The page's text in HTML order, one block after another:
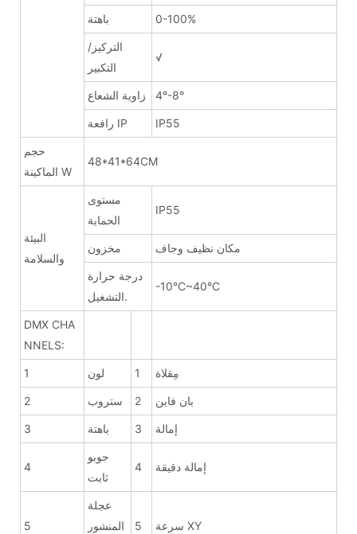
باهتة 0-100%
التركيز/
التكبير
√
زاوية الشعاع 4°-8°
رافعة IP IP55
حجم
الماكينة W
48*41*64CM
البيئة
والسلامة
مستوى
الحماية
IP55
مخزون مكان نظيف وجاف
درجة حرارة
التشغيل.
-10°C~40°C
DMX CHA
NNELS:
1 لون 1 مِقلاة
2 ستروب 2 بان فاين
3 باهتة 3 إمالة
4
جوبو
ثابت
4 إمالة دقيقة
5
عجلة
المنشور
5 سرعة XY